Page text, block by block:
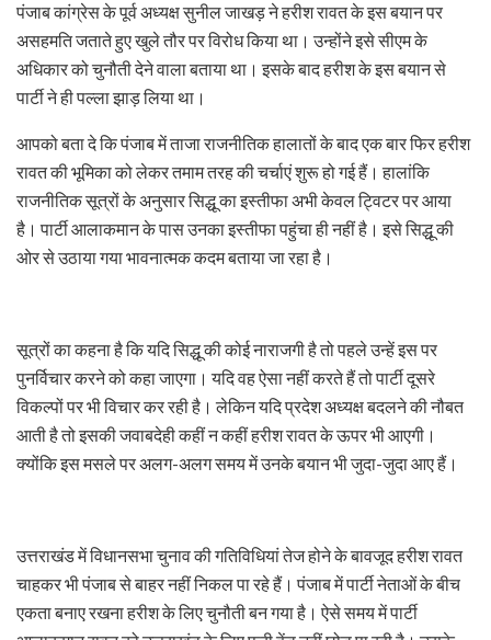
पंजाब कांग्रेस के पूर्व अध्यक्ष सुनील जाखड़ ने हरीश रावत के इस बयान पर
असहमति जताते हुए खुले तौर पर विरोध किया था। उन्होंने इसे सीएम के
अधिकार को चुनौती देने वाला बताया था। इसके बाद हरीश के इस बयान से
पार्टी ने ही पल्ला झाड़ लिया था।
आपको बता दे कि पंजाब में ताजा राजनीतिक हालातों के बाद एक बार फिर हरीश
रावत की भूमिका को लेकर तमाम तरह की चर्चाएं शुरू हो गई हैं। हालांकि
राजनीतिक सूत्रों के अनुसार सिद्धू का इस्तीफा अभी केवल ट्विटर पर आया
है। पार्टी आलाकमान के पास उनका इस्तीफा पहुंचा ही नहीं है। इसे सिद्धू की
ओर से उठाया गया भावनात्मक कदम बताया जा रहा है।
सूत्रों का कहना है कि यदि सिद्धू की कोई नाराजगी है तो पहले उन्हें इस पर
पुनर्विचार करने को कहा जाएगा। यदि वह ऐसा नहीं करते हैं तो पार्टी दूसरे
विकल्पों पर भी विचार कर रही है। लेकिन यदि प्रदेश अध्यक्ष बदलने की नौबत
आती है तो इसकी जवाबदेही कहीं न कहीं हरीश रावत के ऊपर भी आएगी।
क्योंकि इस मसले पर अलग-अलग समय में उनके बयान भी जुदा-जुदा आए हैं।
उत्तराखंड में विधानसभा चुनाव की गतिविधियां तेज होने के बावजूद हरीश रावत
चाहकर भी पंजाब से बाहर नहीं निकल पा रहे हैं। पंजाब में पार्टी नेताओं के बीच
एकता बनाए रखना हरीश के लिए चुनौती बन गया है। ऐसे समय में पार्टी